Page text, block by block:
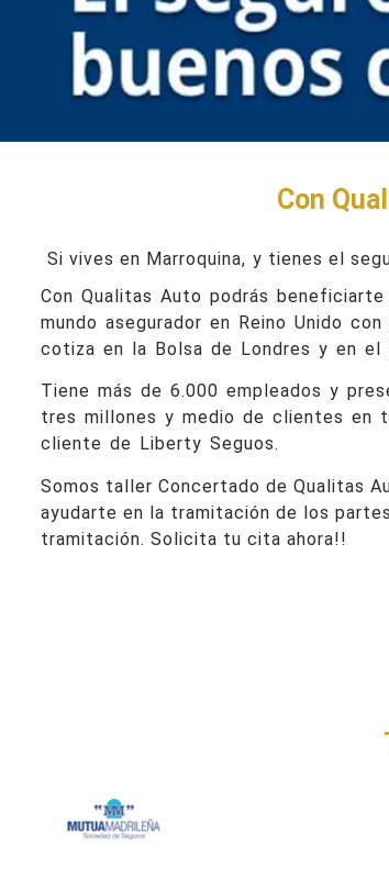
Con
Si vives en Marroquina, y tienes el
Con Qualitas Auto podrás
mundo asegurador en Reino Unido
cotiza en la Bolsa de Londres y en el
Tiene más de 6.000 empleados y
tres millones y medio de clientes en
cliente de Liberty Seguos.
Somos taller Concertado de Qualitas
ayudarte en la tramitación de los
tramitación. Solicita tu cita ahora!!